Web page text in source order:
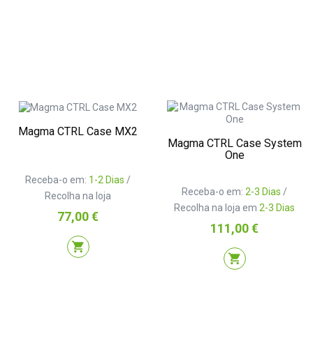
Magma CTRL Case MX2
Receba-o em: 1-2 Dias /
Recolha na loja
Preço
77,00 €
shopping_cart
Magma CTRL Case System
One
Receba-o em: 2-3 Dias /
Recolha na loja em 2-3 Dias
Preço
111,00 €
shopping_cart